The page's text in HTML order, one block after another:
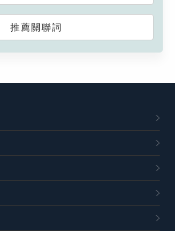
推薦關聯詞